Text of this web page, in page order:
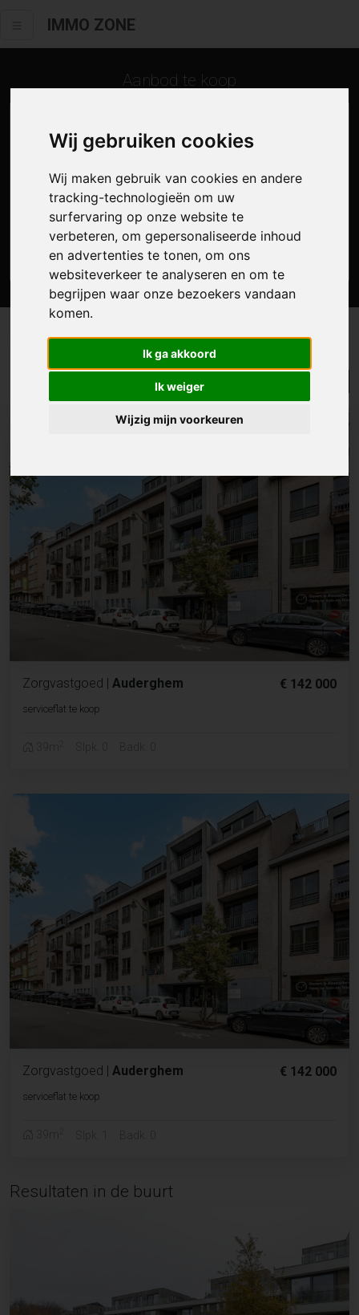
Wij gebruiken cookies
Wij maken gebruik van cookies en andere
tracking-technologieën om uw
surfervaring op onze website te
verbeteren, om gepersonaliseerde inhoud
en advertenties te tonen, om ons
websiteverkeer te analyseren en om te
begrijpen waar onze bezoekers vandaan
komen.
Ik ga akkoord
Ik weiger
Wijzig mijn voorkeuren
IMMO ZONE
Aanbod te koop
Zoek
3 resultaten waarvan 2 in Auderghem
€ 142 000
Zorgvastgoed | Auderghem
serviceflat te koop
€ 142 000
Zorgvastgoed Auderghem
serviceflat te koop
Resultaten in de buurt